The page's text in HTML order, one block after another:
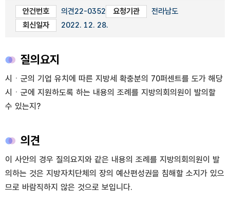
안건번호 의견22-0352 요청기관
전라남도
회신일자
2022. 12. 28.
질의요지
시ㆍ군의 기업 유치에 따른 지방세 확충분의 70퍼센트를 도가 해당
시ㆍ군에 지원하도록 하는 내용의 조례를 지방의회의원이 발의할
수 있는지?
의견
이 사안의 경우 질의요지와 같은 내용의 조례를 지방의회의원이 발
의하는 것은 지방자치단체의 장의 예산편성권을 침해할 소지가 있으
므로 바람직하지 않은 것으로 보입니다.